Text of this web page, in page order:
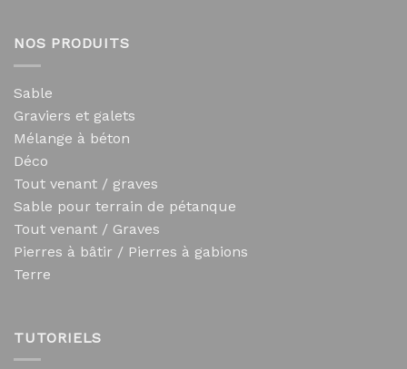
NOS PRODUITS
Sable
Graviers et galets
Mélange à béton
Déco
Tout venant / graves
Sable pour terrain de pétanque
Tout venant / Graves
Pierres à bâtir / Pierres à gabions
Terre
TUTORIELS